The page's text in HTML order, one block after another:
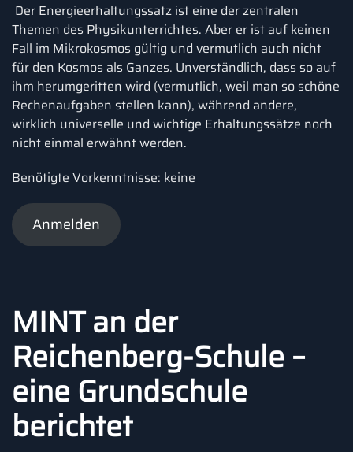
Der Energieerhaltungssatz ist eine der zentralen
Themen des Physikunterrichtes. Aber er ist auf keinen
Fall im Mikrokosmos gültig und vermutlich auch nicht
für den Kosmos als Ganzes. Unverständlich, dass so auf
ihm herumgeritten wird (vermutlich, weil man so schöne
Rechenaufgaben stellen kann), während andere,
wirklich universelle und wichtige Erhaltungssätze noch
nicht einmal erwähnt werden.
Benötigte Vorkenntnisse: keine
Anmelden
MINT an der
Reichenberg-Schule –
eine Grundschule
berichtet